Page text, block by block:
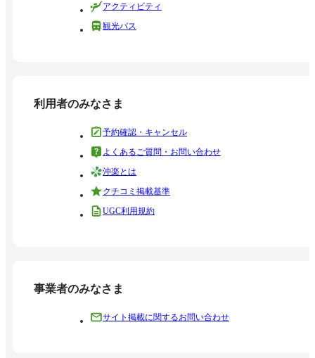
アクティビティ
観光バス
利用者のみなさま
予約確認・キャンセル
よくあるご質問・お問い合わせ
沖楽とは
クチコミ掲載基準
UGC利用規約
事業者のみなさま
サイト掲載に関するお問い合わせ